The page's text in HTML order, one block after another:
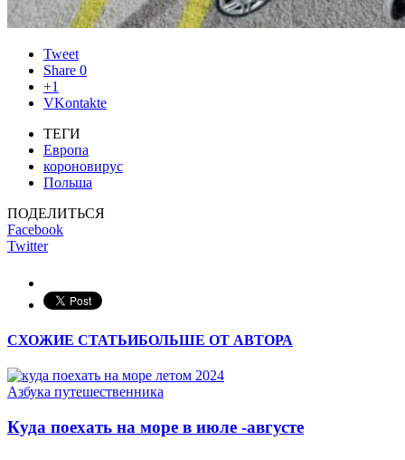
Tweet
Share 0
+1
VKontakte
ТЕГИ
Европа
короновирус
Польша
ПОДЕЛИТЬСЯ
Facebook
Twitter
СХОЖИЕ СТАТЬИБОЛЬШЕ ОТ АВТОРА
Азбука путешественника
Куда поехать на море в июле -августе